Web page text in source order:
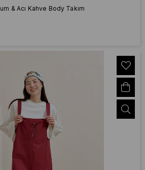
& Acı Kahve Body Takım